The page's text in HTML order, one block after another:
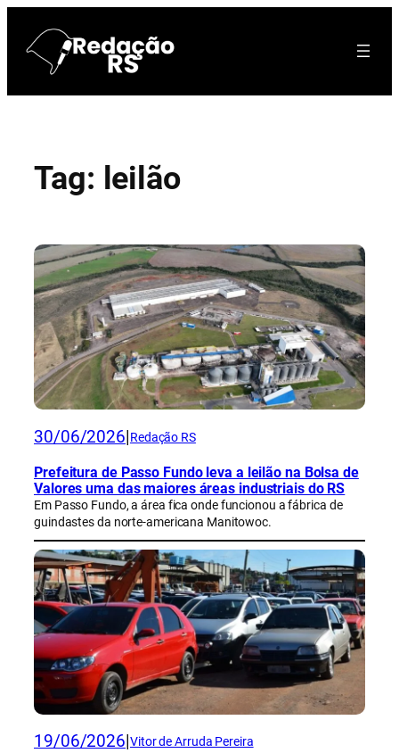
para
Tag: leilão
30/06/2026 Redação RS
Prefeitura de Passo Fundo leva a leilão na Bolsa de
Valores uma das maiores áreas industriais do RS
Em Passo Fundo, a área fica onde funcionou a fábrica de
guindastes da norte-americana Manitowoc.
19/06/2026 Vitor de Arruda Pereira